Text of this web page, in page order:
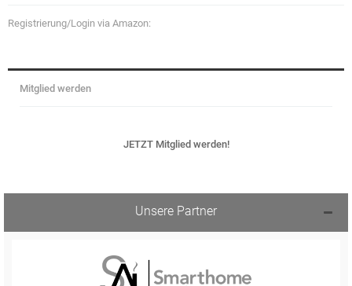
Registrierung/Login via Amazon:
Mitglied werden
JETZT Mitglied werden!
Unsere Partner